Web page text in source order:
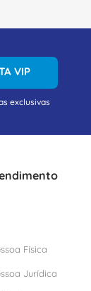
VIP
exclusivas
Física
Jurídica